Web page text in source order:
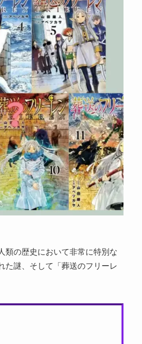
類の歴史において非常に特別な
た謎、そして「葬送のフリーレ